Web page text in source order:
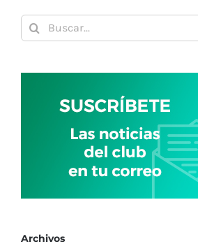
Buscar:
Archivos